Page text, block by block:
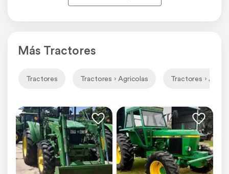
Más Tractores
Tractores Tractores › Agricolas Tractores ›